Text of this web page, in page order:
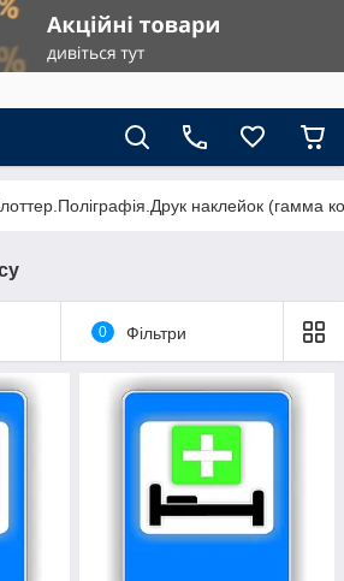
наклейок (гамма
0 Фільтри